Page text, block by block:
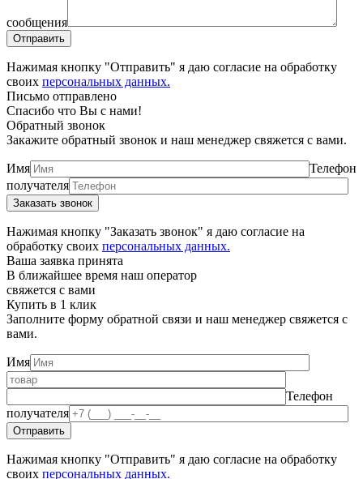
сообщения
Нажимая кнопку "Отправить" я даю согласие на обработку
своих персональных данных.
Письмо отправлено
Спасибо что Вы с нами!
Обратный звонок
Закажите обратный звонок и наш менеджер свяжется с вами.
Имя
Телефон
получателя
Нажимая кнопку "Заказать звонок" я даю согласие на
обработку своих персональных данных.
Ваша заявка принята
В ближайшее время наш оператор
свяжется с вами
Купить в 1 клик
Заполните форму обратной связи и наш менеджер свяжется с
вами.
Имя
Телефон
получателя
Нажимая кнопку "Отправить" я даю согласие на обработку
своих персональных данных.